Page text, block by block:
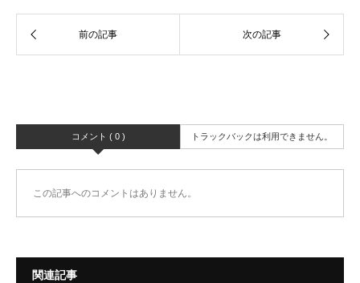
コメント ( 0 ) トラックバックは利用できません。
この記事へのコメントはありません。
関連記事